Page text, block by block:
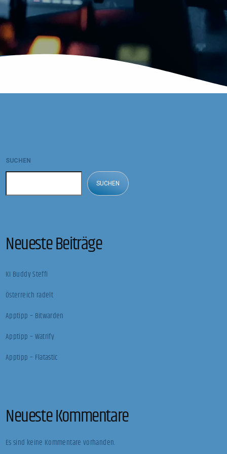
SUCHEN
SUCHEN
Neueste Beiträge
KI Buddy Steffi
Österreich radelt
Apptipp – Bitwarden
Apptipp – Watrify
Apptipp – Flatastic
Neueste Kommentare
Es sind keine Kommentare vorhanden.